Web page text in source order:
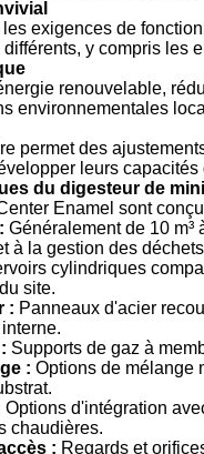
exigences de
y compris les
renouvelable,
environnementales
permet des
leurs
du digesteur de
Enamel sont
Généralement de 10 m³
à la gestion des
cylindriques
site.
: Panneaux d'acier
Supports de gaz à
: Options de mélange
Options d'intégration
chaudières.
: Regards et